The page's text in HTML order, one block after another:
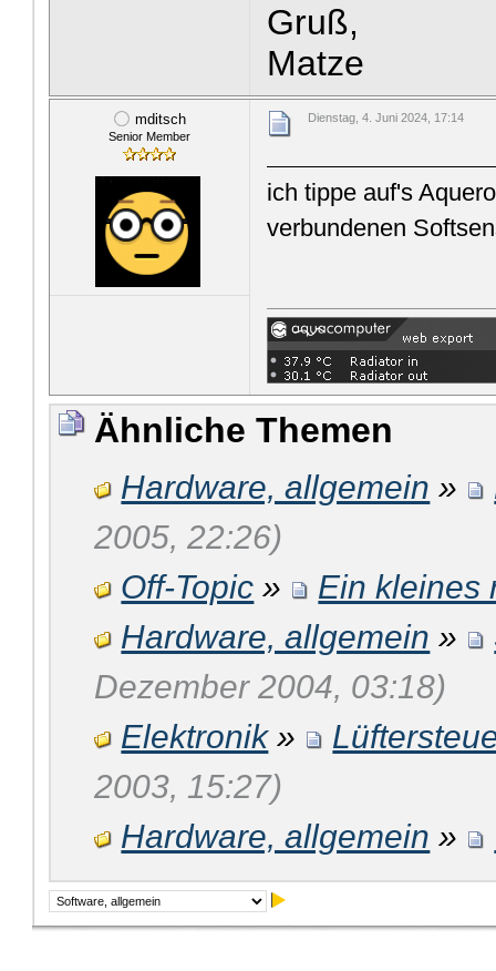
Gruß,
Matze
mditsch
Senior Member
Dienstag, 4. Juni 2024, 17:14
ich tippe auf's
verbundenen
Ähnliche Themen
Hardware, allgemein »
2005, 22:26)
Off-Topic »
Ein kleines
Hardware, allgemein »
Dezember 2004, 03:18)
Elektronik»
2003, 15:27)
Hardware, allgemein »